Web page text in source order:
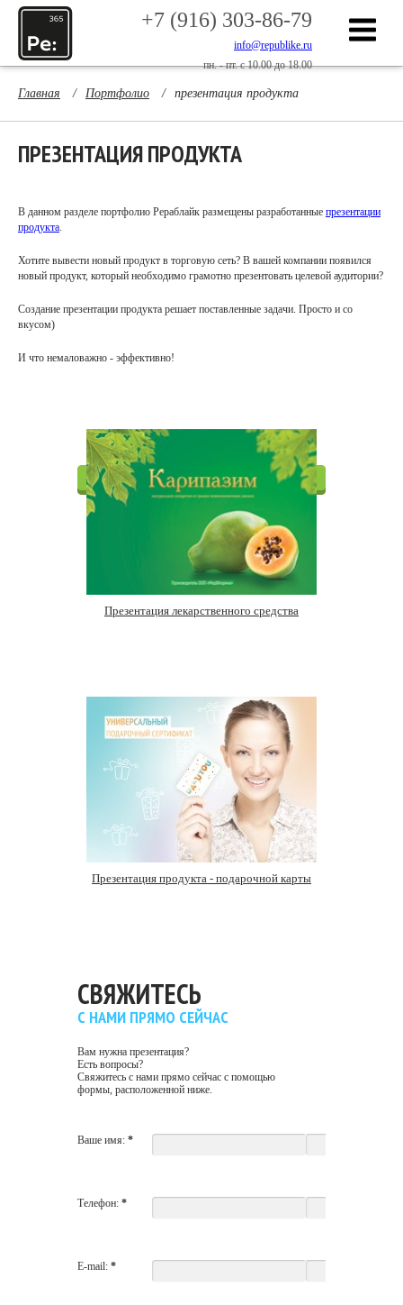
+7 (916) 303-86-79
info@republike.ru
пн. - пт. с 10.00 до 18.00
Главная / Портфолио / презентация продукта
ПРЕЗЕНТАЦИЯ ПРОДУКТА
В данном разделе портфолио Рераблайк размещены разработанные презентации
продукта.
Хотите вывести новый продукт в торговую сеть? В вашей компании появился
новый продукт, который необходимо грамотно презентовать целевой аудитории?
Создание презентации продукта решает поставленные задачи. Просто и со
вкусом)
И что немаловажно - эффективно!
Презентация лекарственного средства
Презентация продукта - подарочной карты
СВЯЖИТЕСЬ
С НАМИ ПРЯМО СЕЙЧАС
Вам нужна презентация?
Есть вопросы?
Свяжитесь с нами прямо сейчас с помощью
формы, расположенной ниже.
Ваше имя: *
Телефон: *
E-mail: *